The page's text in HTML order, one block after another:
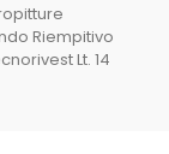
Riempitivo
Lt. 14